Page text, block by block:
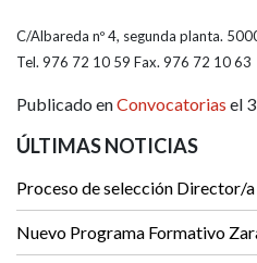
C/Albareda nº 4, segunda planta.
Tel. 976 72 10 59 Fax. 976 72 10 63
Publicado enConvocatorias el
ÚLTIMAS NOTICIAS
Proceso de selección Director/
Nuevo Programa Formativo